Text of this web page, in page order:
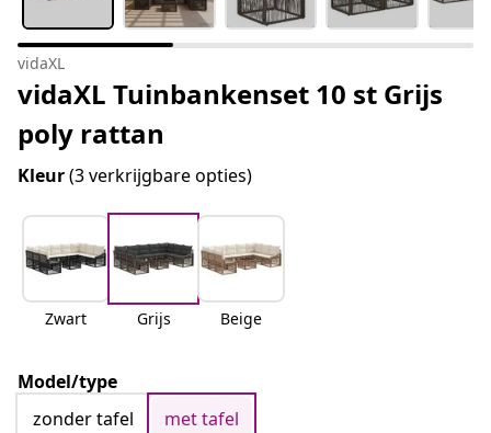
vidaXL
vidaXL Tuinbankenset 10 st Grijs
poly rattan
Kleur(3 verkrijgbare opties)
Zwart Grijs Beige
Model/type
zonder tafel
met tafel